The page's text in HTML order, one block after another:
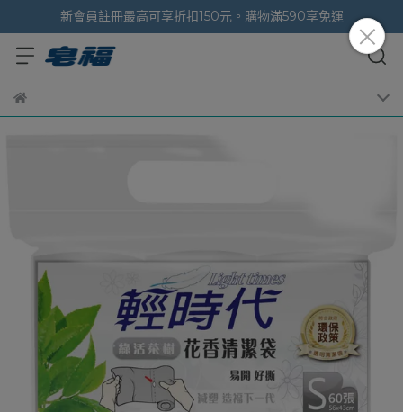
新會員註冊最高可享折扣150元。購物滿590享免運